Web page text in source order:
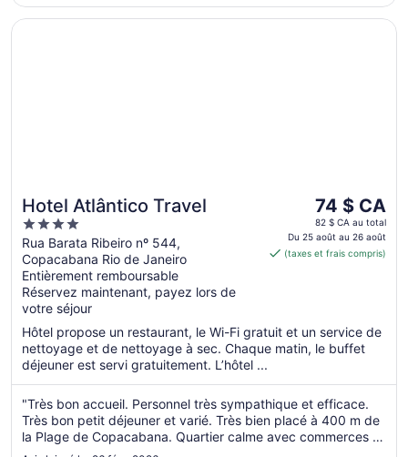
Hotel Atlântico Travel
4
out
of
5
Rua Barata Ribeiro nº 544,
Copacabana Rio de Janeiro
Entièrement remboursable
Réservez maintenant, payez lors de
votre séjour
Le
prix
est
de 74 $ CA
août
au 26
74 $ CA
82 $ CA au total
Du 25 août au 26 août
(taxes et frais compris)
Hôtel propose un restaurant, le Wi-Fi gratuit et un service de
nettoyage et de nettoyage à sec. Chaque matin, le buffet
déjeuner est servi gratuitement. L’hôtel ...
"Très bon accueil. Personnel très sympathique et efficace.
Très bon petit déjeuner et varié. Très bien placé à 400 m de
la Plage de Copacabana. Quartier calme avec commerces et
restaurants."
S’ouvre dans une nouvelle fenêtre
Hotel Atlântico Travel